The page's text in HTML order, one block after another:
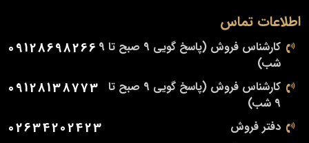
اطلاعات تماس
کارشناس فروش (پاسخ گویی 9 صبح تا 9
شب)
09128698266
کارشناس فروش (پاسخ گویی 9 صبح تا
9 شب)
09128138773
دفتر فروش 02634202423